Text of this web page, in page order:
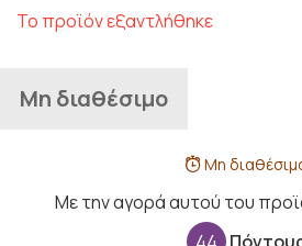
Το προϊόν εξαντλήθηκε
Μη διαθέσιμο
Μη
Με την αγορά αυτού του